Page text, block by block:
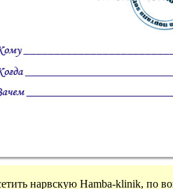
нарвскую Hamba-klinik, по